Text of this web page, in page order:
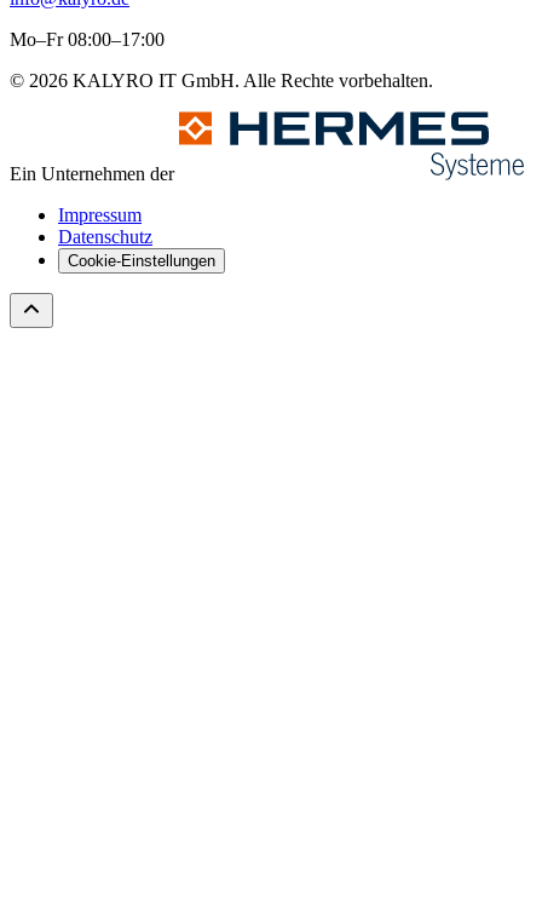
Mo–Fr 08:00–17:00
© 2026 KALYRO IT GmbH. Alle Rechte vorbehalten.
Ein Unternehmen der
Impressum
Datenschutz
Cookie-Einstellungen